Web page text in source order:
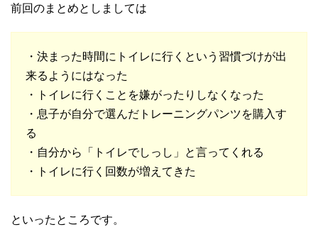
前回のまとめとしましては
・決まった時間にトイレに行くという習慣づけが出
来るようにはなった
・トイレに行くことを嫌がったりしなくなった
・息子が自分で選んだトレーニングパンツを購入す
る
・自分から「トイレでしっし」と言ってくれる
・トイレに行く回数が増えてきた
といったところです。